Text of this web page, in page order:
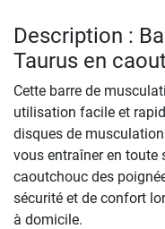
Description :
Taurus en
Cette barre de
utilisation facile et
disques de
vous entraîner en toute
caoutchouc des
sécurité et de confort
à domicile.